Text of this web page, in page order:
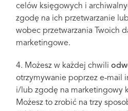
celów księgowych i
zgodę na ich przetwarzanie
wobec przetwarzania Twoich
marketingowe.
4. Możesz w każdej chwili
otrzymywanie poprzez e-mail
i/lub zgodę na marketingowy
Możesz to zrobić na trzy